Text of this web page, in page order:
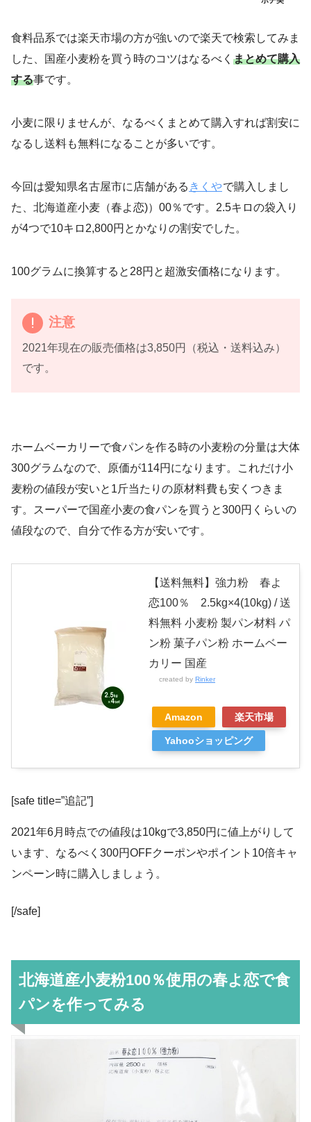
食料品系では楽天市場の方が強いので楽天で検索してみま
した、国産小麦粉を買う時のコツはなるべく まとめて購入
する事です。
小麦に限りませんが、なるべくまとめて購入すれば割安に
なるし送料も無料になることが多いです。
今回は愛知県名古屋市に店舗がある きくやで購入しまし
た、北海道産小麦（春よ恋)）00％です。2.5キロの袋入り
が4つで10キロ2,800円とかなりの割安でした。
100グラムに換算すると 28円 と超激安価格になります。
注意
2021年現在の販売価格は3,850円（税込・送料込み）
です。
ホームベーカリーで食パンを作る時の小麦粉の分量は大体
300グラムなので、原価が114円になります。これだけ小
麦粉の値段が安いと1斤当たりの原材料費も安くつきま
す。スーパーで国産小麦の食パンを買うと300円くらいの
値段なので、自分で作る方が安いです。
【送料無料】強力粉 春よ
恋100％ 2.5kg×4(10kg) / 送
料無料 小麦粉 製パン材料 パ
ン粉 菓子パン粉 ホームベー
カリー 国産
created by Rinker
Amazon 楽天市場
Yahooショッピング
[safe title=”追記”]
2021年6月時点での値段は10kgで3,850円に値上がりして
います、なるべく300円OFFクーポンやポイント10倍キャ
ンペーン時に購入しましょう。
[/safe]
北海道産小麦粉100％使用の春よ恋で食
パンを作ってみる